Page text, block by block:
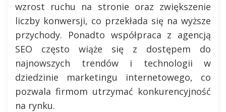
wzrost ruchu na stronie oraz zwiększenie
liczby konwersji, co przekłada się na wyższe
przychody. Ponadto współpraca z agencją
SEO często wiąże się z dostępem do
najnowszych trendów i technologii w
dziedzinie marketingu internetowego, co
pozwala firmom utrzymać konkurencyjność
na rynku.